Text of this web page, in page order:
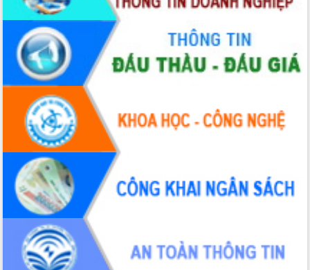
Quyết liệt tháo gỡ vướng mắc, đẩy
nhanh tiến độ các dự án trọng điểm
trong Khu kinh tế Nam Phú Yên
Hòn Yến phát triển du lịch gắn với bảo
tồn biển
Lấy ý kiến điều chỉnh Quy hoạch tỉnh
Đắk Lắk thời kỳ 2021-2030, tầm nhìn
đến năm 2050
Phát động chiến dịch 30 ngày đêm
giải phóng mặt bằng Tuyến đường bộ
ven biển
Đắk Lắk nỗ lực thúc đẩy tăng trưởng
kinh tế từ 10% trở lên trong Quý
II/2026
Đắk Lắk ký kết thỏa thuận hợp tác về
chuyển đổi số giai đoạn 2026 – 2030
với Tập đoàn Bưu chính Viễn thông
Việt Nam